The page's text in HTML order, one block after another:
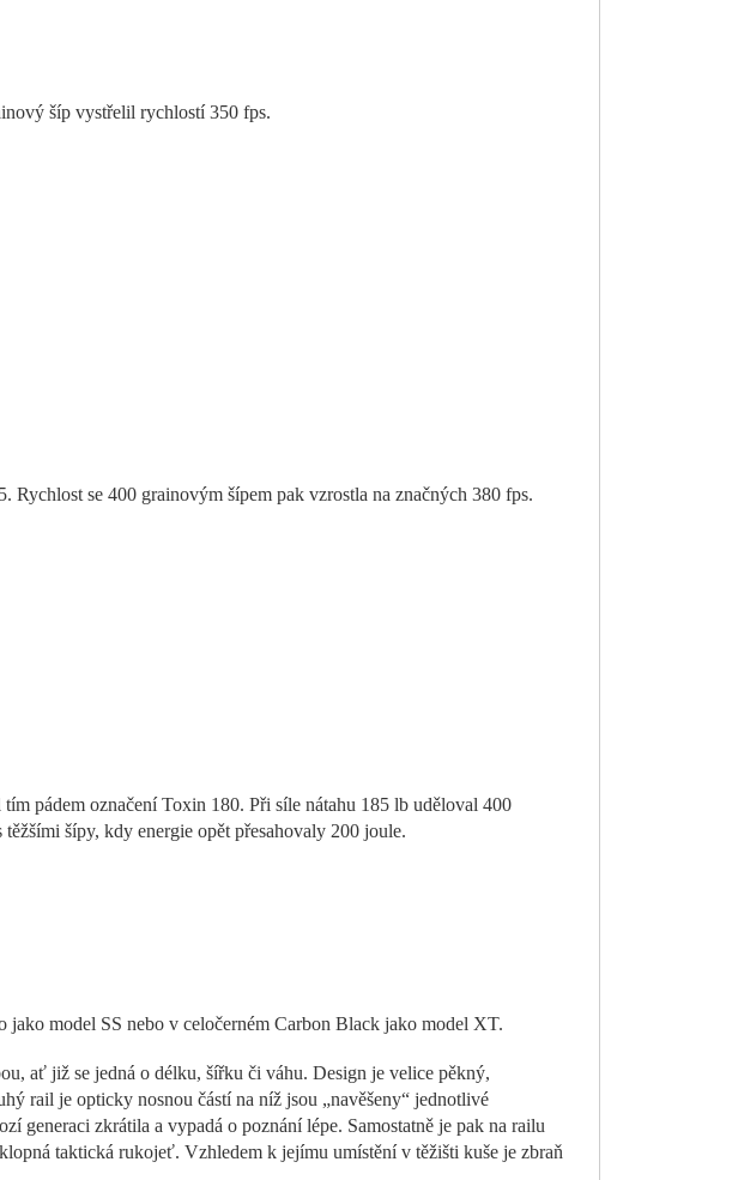
šíp vystřelil rychlostí 350 fps.
se 400 grainovým šípem pak vzrostla na značných 380 fps.
pádem označení Toxin 180. Při síle nátahu 185 lb uděloval 400
šípy, kdy energie opět přesahovaly 200 joule.
model SS nebo v celočerném Carbon Black jako model XT.
ať již se jedná o délku, šířku či váhu. Design je velice pěkný,
rail je opticky nosnou částí na níž jsou „navěšeny“ jednotlivé
generaci zkrátila a vypadá o poznání lépe. Samostatně je pak na railu
taktická rukojeť. Vzhledem k jejímu umístění v těžišti kuše je zbraň